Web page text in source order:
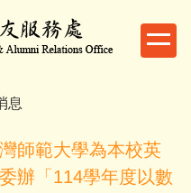
息
師範大學為本校英
辦「114學年度以數